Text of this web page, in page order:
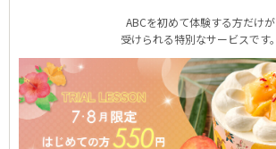
ABCを初めて体験する方だけが
受けられる特別なサービスです。